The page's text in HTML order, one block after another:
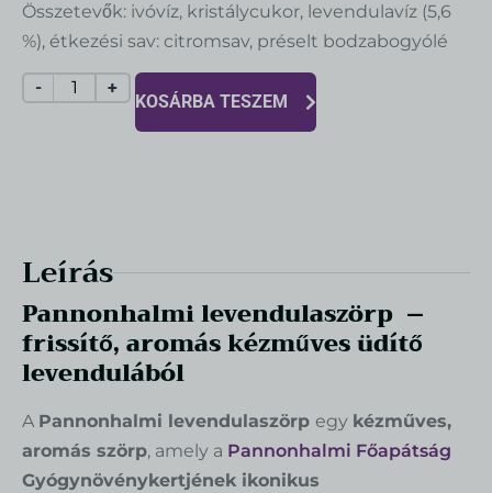
Összetevők: ivóvíz, kristálycukor, levendulavíz (5,6
%), étkezési sav: citromsav, préselt bodzabogyólé
- +
KOSÁRBA TESZEM
Leírás
Pannonhalmi levendulaszörp –
frissítő, aromás kézműves üdítő
levendulából
A Pannonhalmi levendulaszörp egy kézműves,
aromás szörp, amely a Pannonhalmi Főapátság
Gyógynövénykertjének ikonikus